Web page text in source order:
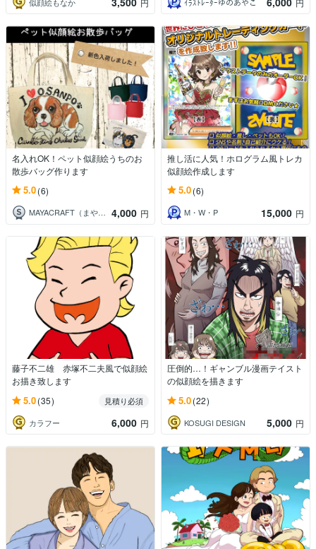
円 円
名入れOK！ペット似顔絵うちのお
散歩バッグ作ります
5.0(6)
MAYACRAFT（まやくらふと） 4,000 円
推し活に人気！ホログラム風トレカ
似顔絵作成します
5.0(6)
M・W・P 15,000 円
藤子不二雄 赤塚不二夫風で似顔絵
お描き致します
5.0(35)
見積り必須
カラフー
6,000 円
圧倒的…！ギャンブル漫画テイスト
の似顔絵を描きます
5.0(22)
KOSUGI DESIGN 5,000 円